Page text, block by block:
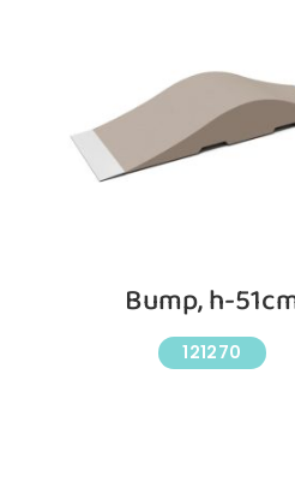
Bump, h-
121270